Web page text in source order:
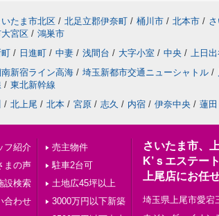
いたま市北区 / 北足立郡伊奈町 / 桶川市 / 北本市 /
宮区 / 鴻巣市
町 / 日進町 / 中妻 / 浅間台 / 大字小室 / 中央 / 上日
新宿ライン高海 / 埼玉新都市交通ニューシャトル /
/ 東北新幹線
/ 北上尾 / 北本 / 宮原 / 志久 / 内宿 / 伊奈中央 / 蓮田
フ紹介
まの声
設検索
合わせ
売主物件
駐車2台可
土地広45坪以上
3000万円以下新築
さいたま市、
K’ｓエステー
上尾店にお任
埼玉県上尾市愛